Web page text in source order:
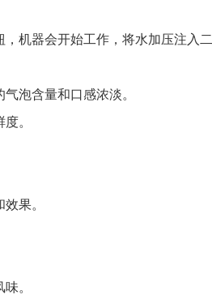
机器会开始工作，将水加压注入
泡含量和口感浓淡。
。
果。
。